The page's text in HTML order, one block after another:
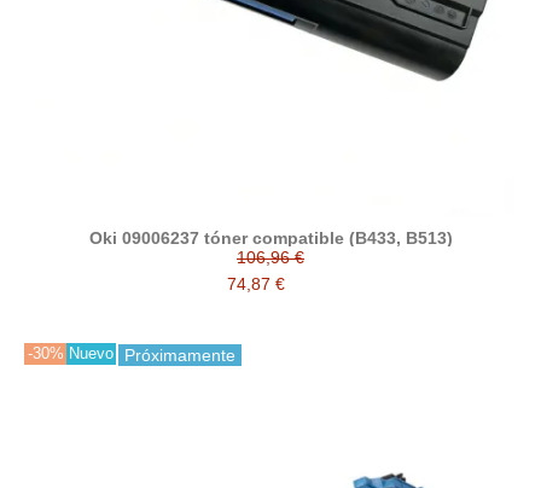
Oki 09006237 tóner compatible (B433, B513)
106,96 €
74,87 €
-30% Nuevo Próximamente